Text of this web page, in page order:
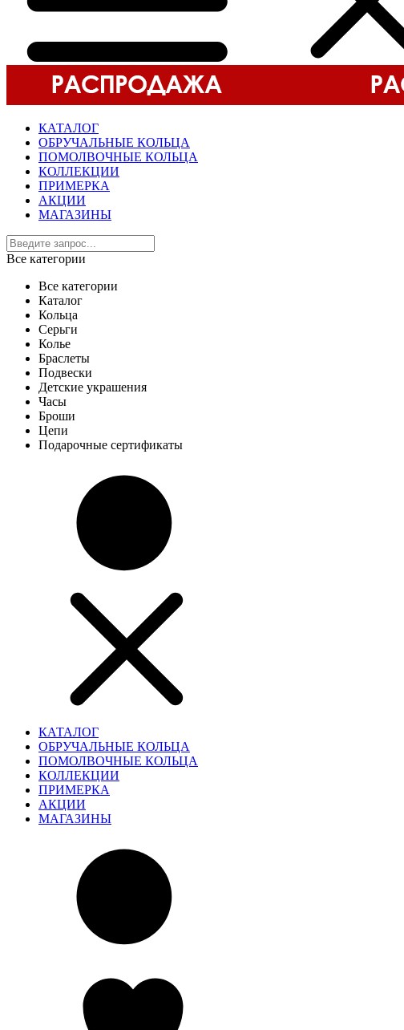
КАТАЛОГ
ОБРУЧАЛЬНЫЕ КОЛЬЦА
ПОМОЛВОЧНЫЕ КОЛЬЦА
КОЛЛЕКЦИИ
ПРИМЕРКА
АКЦИИ
МАГАЗИНЫ
Все категории
Все категории
Каталог
Кольца
Серьги
Колье
Браслеты
Подвески
Детские украшения
Часы
Броши
Цепи
Подарочные сертификаты
КАТАЛОГ
ОБРУЧАЛЬНЫЕ КОЛЬЦА
ПОМОЛВОЧНЫЕ КОЛЬЦА
КОЛЛЕКЦИИ
ПРИМЕРКА
АКЦИИ
МАГАЗИНЫ